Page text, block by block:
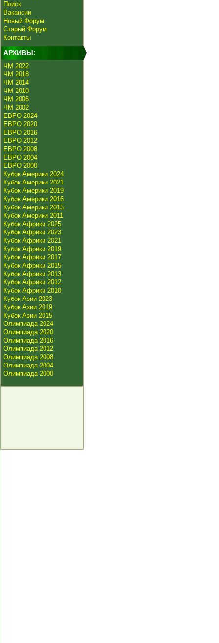
Поиск
Вакансии
Новый Форум
Старый Форум
Контакты
АРХИВЫ:
ЧМ 2022
ЧМ 2018
ЧМ 2014
ЧМ 2010
ЧМ 2006
ЧМ 2002
ЕВРО 2024
ЕВРО 2020
ЕВРО 2016
ЕВРО 2012
ЕВРО 2008
ЕВРО 2004
ЕВРО 2000
Кубок Америки 2024
Кубок Америки 2021
Кубок Америки 2019
Кубок Америки 2016
Кубок Америки 2015
Кубок Америки 2011
Кубок Африки 2025
Кубок Африки 2023
Кубок Африки 2021
Кубок Африки 2019
Кубок Африки 2017
Кубок Африки 2015
Кубок Африки 2013
Кубок Африки 2012
Кубок Африки 2010
Кубок Азии 2023
Кубок Азии 2019
Кубок Азии 2015
Олимпиада 2024
Олимпиада 2020
Олимпиада 2016
Олимпиада 2012
Олимпиада 2008
Олимпиада 2004
Олимпиада 2000